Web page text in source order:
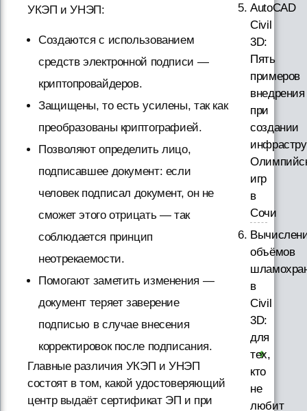
УКЭП и УНЭП:
Создаются с использованием
средств электронной подписи —
криптопровайдеров.
Защищены, то есть усилены, так как
преобразованы криптографией.
Позволяют определить лицо,
подписавшее документ: если
человек подписал документ, он не
сможет этого отрицать — так
соблюдается принцип
неотрекаемости.
Помогают заметить изменения —
документ теряет заверение
подписью в случае внесения
корректировок после подписания.
Главные различия УКЭП и УНЭП
состоят в том, какой удостоверяющий
центр выдаёт сертификат ЭП и при
AutoCAD
Civil
3D:
Пять
примеров
внедрения
при
создании
игр
в
Сочи
объёмов
в
Civil
3D:
для
тех,
кто
не
любит